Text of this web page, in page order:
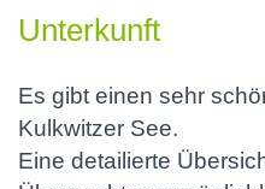
Unterkunft
Es gibt einen sehr
Kulkwitzer See.
Eine detailierte